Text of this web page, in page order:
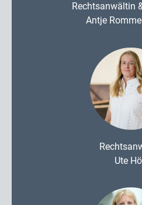
Rechtsanwältin
Antje
Ute